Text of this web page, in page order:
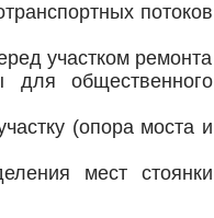
потоков
участком ремонта
общественного
(опора моста и
мест стоянки